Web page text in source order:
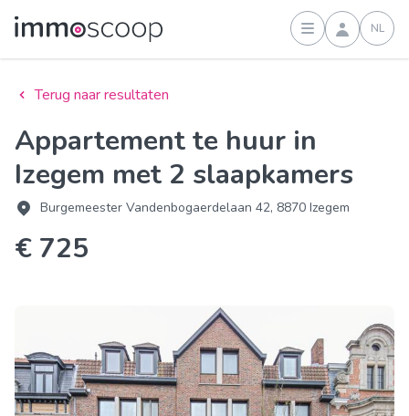
Inloggen
NL
Terug naar resultaten
Appartement te huur in
Izegem met 2 slaapkamers
Burgemeester Vandenbogaerdelaan 42, 8870 Izegem
€ 725